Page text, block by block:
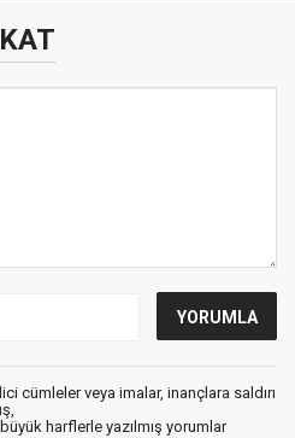
cümleler veya imalar, inançlara saldırı
harflerle yazılmış yorumlar